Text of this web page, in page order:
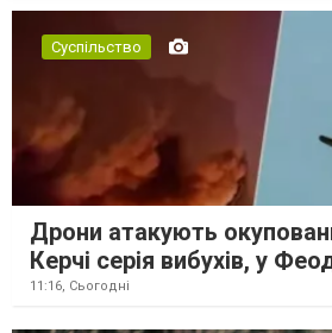
Суспільство
Дрони атакують
Керчі серія вибухів, у
11:16, Сьогодні